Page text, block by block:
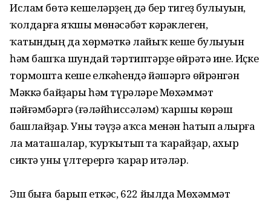
Ислам бөтә кешеләрҙең дә бер тигеҙ булыуын,
ҡолдарға яҡшы мөнәсәбәт кәрәклеген,
ҡатындың да хөрмәткә лайыҡ кеше булыуын
һәм башҡа шундай тәртиптәрҙе өйрәтә ине. Иҫке
тормошта кеше елкәһендә йәшәргә өйрәнгән
Мәккә байҙары һәм түрәләре Мөхәммәт
пәйғәмбәргә (ғәләйһиссәләм) ҡаршы көрәш
башлайҙар. Уны тәүҙә аҡса менән һатып алырға
ла маташалар, ҡурҡытып та ҡарайҙар, ахыр
сиктә уны үлтерергә ҡарар итәләр.
Эш быға барып еткәс, 622 йылда Мөхәммәт